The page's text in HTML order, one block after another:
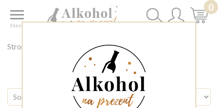
0
Menu
Strona główna DLA FIRM ◊ POJEDYNCZE BUTELKI